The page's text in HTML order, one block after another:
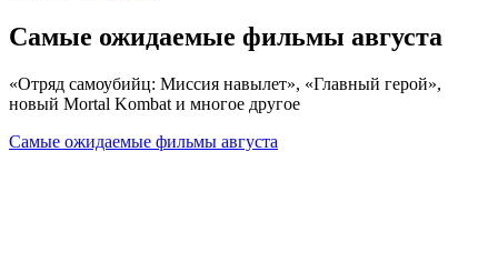
Самые ожидаемые фильмы августа
«Отряд самоубийц: Миссия навылет», «Главный герой»,
новый Mortal Kombat и многое другое
Самые ожидаемые фильмы августа